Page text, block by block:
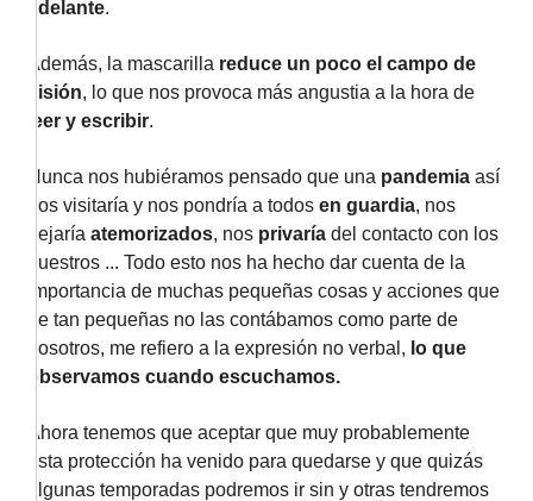
adelante.
Además, la mascarilla reduce un poco el campo de
visión, lo que nos provoca más angustia a la hora de
leer y escribir.
Nunca nos hubiéramos pensado que una pandemia así
nos visitaría y nos pondría a todos en guardia, nos
dejaría atemorizados, nos privaría del contacto con los
nuestros ... Todo esto nos ha hecho dar cuenta de la
importancia de muchas pequeñas cosas y acciones que
de tan pequeñas no las contábamos como parte de
nosotros, me refiero a la expresión no verbal, lo que
observamos cuando escuchamos.
Ahora tenemos que aceptar que muy probablemente
esta protección ha venido para quedarse y que quizás
algunas temporadas podremos ir sin y otras tendremos